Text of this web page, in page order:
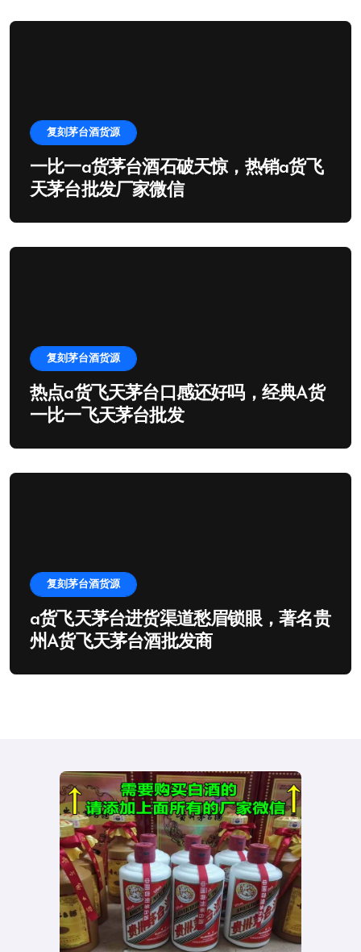
复刻茅台酒货源
一比一a货茅台酒石破天惊，热销a货飞
天茅台批发厂家微信
复刻茅台酒货源
热点a货飞天茅台口感还好吗，经典A货
一比一飞天茅台批发
复刻茅台酒货源
a货飞天茅台进货渠道愁眉锁眼，著名贵
州A货飞天茅台酒批发商